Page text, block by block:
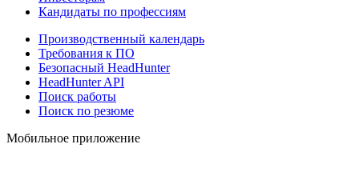
Кандидаты по профессиям
Производственный календарь
Требования к ПО
Безопасный HeadHunter
HeadHunter API
Поиск работы
Поиск по резюме
Мобильное приложение